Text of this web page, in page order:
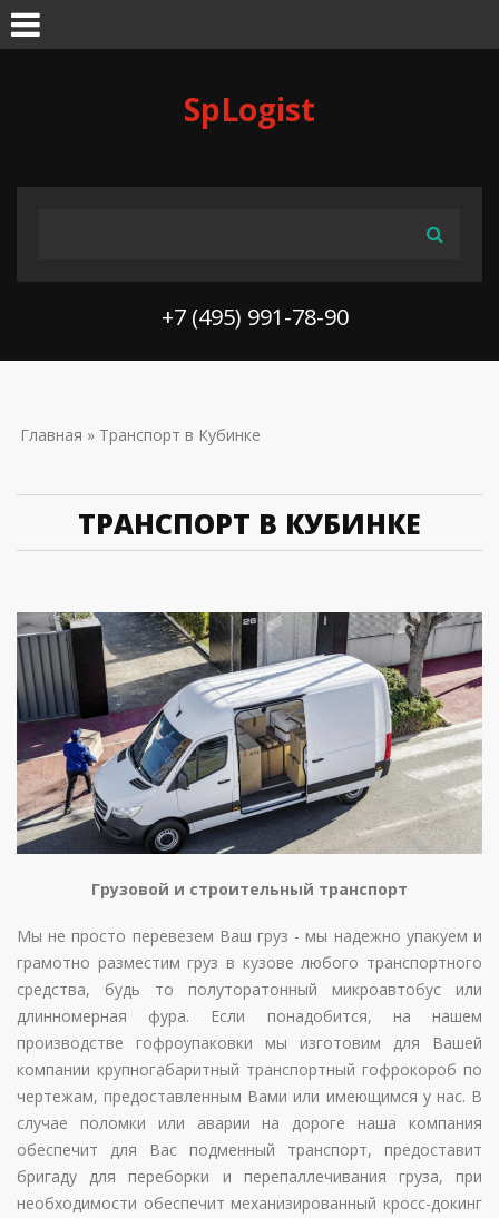
SpLogist
+7 (495) 991-78-90
ВЫ ЗДЕСЬ
Главная » Транспорт в Кубинке
ТРАНСПОРТ В КУБИНКЕ
Грузовой и строительный транспорт
Мы не просто перевезем Ваш груз - мы надежно упакуем и
грамотно разместим груз в кузове любого транспортного
средства, будь то полуторатонный микроавтобус или
длинномерная фура. Если понадобится, на нашем
производстве гофроупаковки мы изготовим для Вашей
компании крупногабаритный транспортный гофрокороб по
чертежам, предоставленным Вами или имеющимся у нас. В
случае поломки или аварии на дороге наша компания
обеспечит для Вас подменный транспорт, предоставит
бригаду для переборки и перепаллечивания груза, при
необходимости обеспечит механизированный кросс-докинг